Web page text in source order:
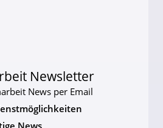
Newsletter
News per Email
News